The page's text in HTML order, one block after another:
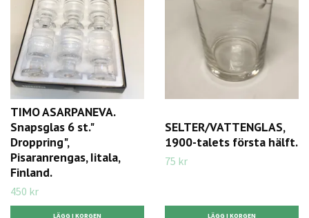
TIMO ASARPANEVA.
Snapsglas 6 st."
Droppring",
Pisaranrengas, Iitala,
Finland.
450 kr
SELTER/VATTENGLAS,
1900-talets första hälft.
75 kr